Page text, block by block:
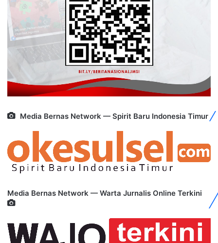
Media Bernas Network — Spirit Baru Indonesia Timur
Media Bernas Network — Warta Jurnalis Online Terkini